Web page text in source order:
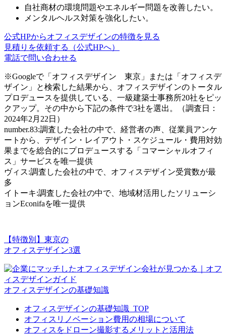
自社商材の環境問題やエネルギー問題を改善したい。
メンタルヘルス対策を強化したい。
公式HPからオフィスデザインの特徴を見る
見積りを依頼する（公式HPへ）
電話で問い合わせる
※Googleで「オフィスデザイン 東京」または「オフィスデ
ザイン」と検索した結果から、オフィスデザインのトータル
プロデュースを提供している、一級建築士事務所20社をピッ
クアップ。その中から下記の条件で3社を選出。（調査日：
2024年2月22日）
number.83:調査した会社の中で、経営者の声、従業員アンケ
ートから、デザイン・レイアウト・スケジュール・費用対効
果までを総合的にプロデュースする「コマーシャルオフィ
ス」サービスを唯一提供
ヴィス:調査した会社の中で、オフィスデザイン受賞数が最
多
イトーキ:調査した会社の中で、地域材活用したソリューシ
ョンEconifaを唯一提供
【特徴別】東京の
オフィスデザイン3選
オフィスデザインの基礎知識
オフィスデザインの基礎知識_TOP
オフィスリノベーション費用の相場について
オフィスをドローン撮影するメリットと活用法